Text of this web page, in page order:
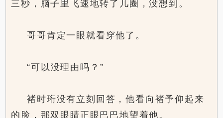
三秒，脑子里飞速地转了几圈，没想到。
哥哥肯定一眼就看穿他了。
“可以没理由吗？”
褚时珩没有立刻回答，他看向褚予仰起来
的脸，那双眼睛正眼巴巴地望着他。